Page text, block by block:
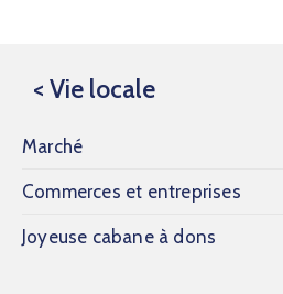
< Vie locale
Marché
Commerces et entreprises
Joyeuse cabane à dons